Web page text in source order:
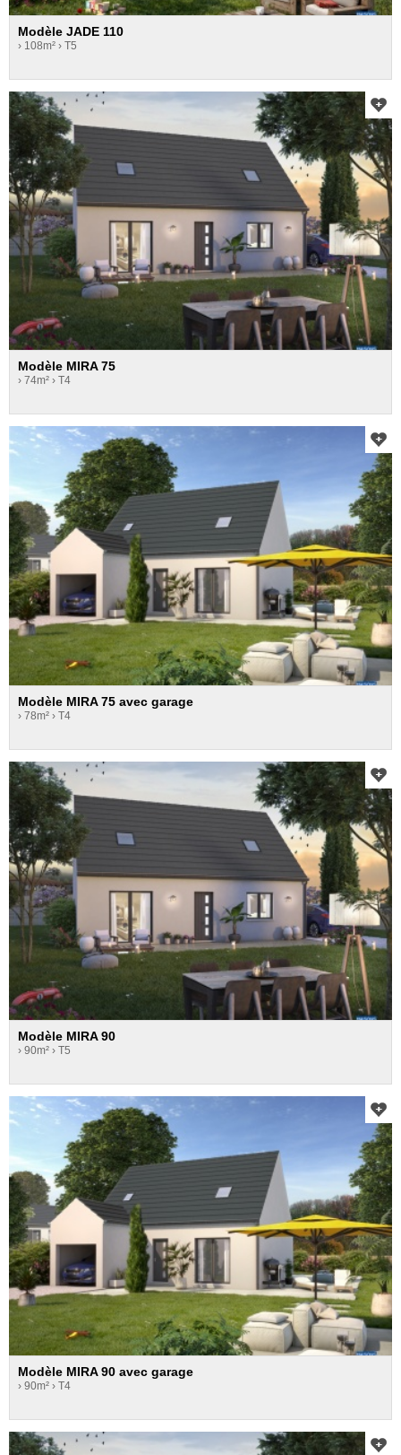
Modèle JADE 110
› 108m² › T5
Modèle MIRA 75
› 74m² › T4
Modèle MIRA 75 avec garage
› 78m² › T4
Modèle MIRA 90
› 90m² › T5
Modèle MIRA 90 avec garage
› 90m² › T4